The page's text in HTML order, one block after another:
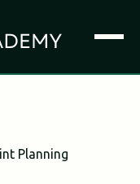
Planning